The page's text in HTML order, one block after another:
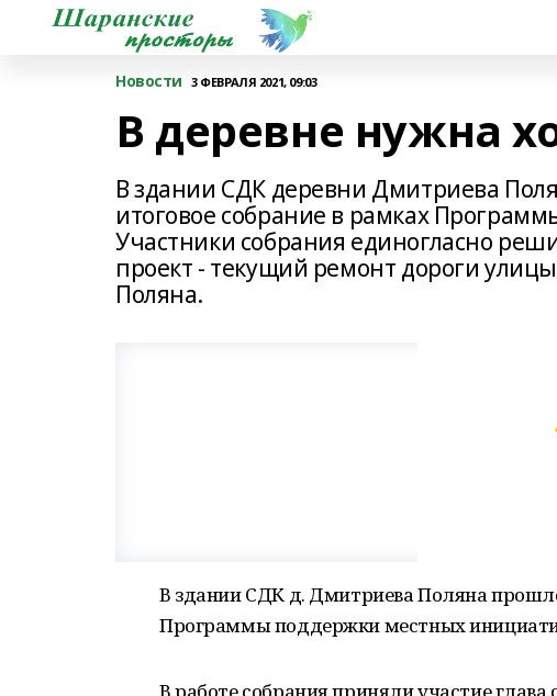
Новости 3 ФЕВРАЛЯ 2021, 09:03
В деревне нужна
В здании СДК деревни Дмитриева
итоговое собрание в рамках
Участники собрания единогласно
проект - текущий ремонт дороги
Поляна.
В здании СДК д. Дмитриева Поляна
Программы поддержки местных